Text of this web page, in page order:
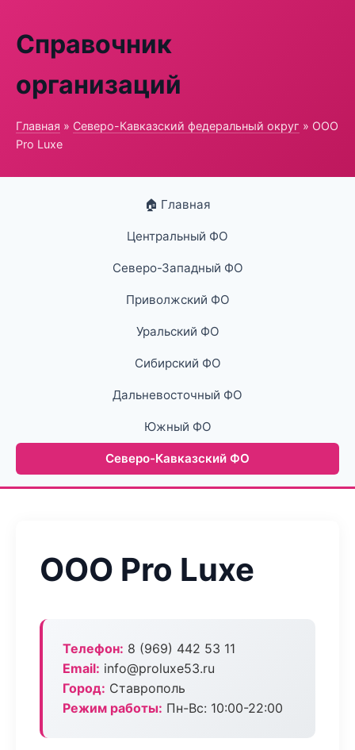
Справочник
организаций
Главная » Северо-Кавказский федеральный округ » ООО
Pro Luxe
🏠 Главная
Центральный ФО
Северо-Западный ФО
Приволжский ФО
Уральский ФО
Сибирский ФО
Дальневосточный ФО
Южный ФО
Северо-Кавказский ФО
ООО Pro Luxe
Телефон: 8 (969) 442 53 11
Email: info@proluxe53.ru
Город: Ставрополь
Режим работы: Пн-Вс: 10:00-22:00